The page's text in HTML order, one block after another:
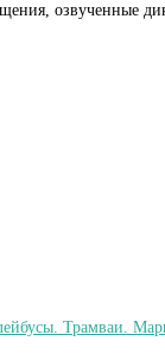
озвученные